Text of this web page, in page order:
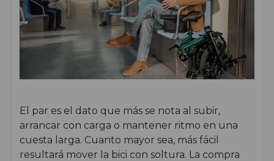
El par es el dato que más se nota al subir,
arrancar con carga o mantener ritmo en una
cuesta larga. Cuanto mayor sea, más fácil
resultará mover la bici con soltura. La compra